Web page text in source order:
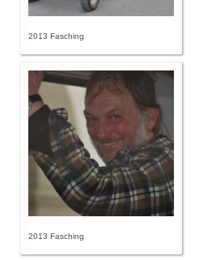
2013 Fasching
2013 Fasching